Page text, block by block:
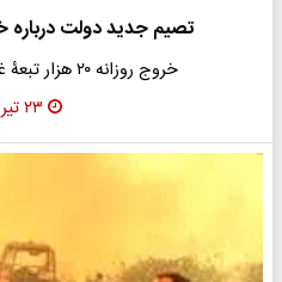
تصیم جدید دولت درباره
خروج روزانه ۲۰ هزار تبعۀ غیرمجاز از مرز دوغارون
۲۳ تیر ۱۴۰۴